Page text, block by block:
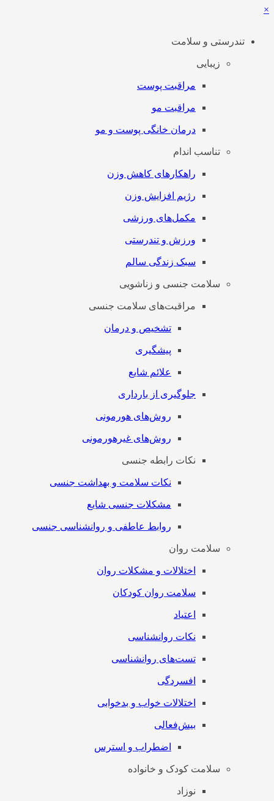
×
تندرستی و سلامت
زیبایی
مراقبت پوست
مراقبت مو
درمان خانگی پوست و مو
تناسب اندام
راهکارهای کاهش وزن
رژیم افزایش وزن
مکمل‌های ورزشی
ورزش و تندرستی
سبک زندگی سالم
سلامت جنسی و زناشویی
مراقبت‌های سلامت جنسی
تشخیص و درمان
پیشگیری
علائم شایع
جلوگیری از بارداری
روش‌های هورمونی
روش‌های غیرهورمونی
نکات رابطه جنسی
نکات سلامت و بهداشت جنسی
مشکلات جنسی شایع
روابط عاطفی و روانشناسی جنسی
سلامت روان
اختلالات و مشکلات روان
سلامت روان کودکان
اعتیاد
نکات روانشناسی
تست‌های روانشناسی
افسردگی
اختلالات خواب و بدخوابی
بیش‌فعالی
اضطراب و استرس
سلامت کودک و خانواده
نوزاد